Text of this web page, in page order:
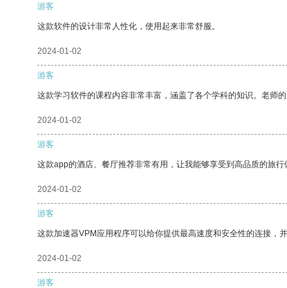
游客
这款软件的设计非常人性化，使用起来非常舒服。
2024-01-02
游客
这款学习软件的课程内容非常丰富，涵盖了各个学科的知识。老师
2024-01-02
游客
这款app的酒店、餐厅推荐非常有用，让我能够享受到高品质的旅行
2024-01-02
游客
这款加速器VPM应用程序可以给你提供最高速度和安全性的连接，
2024-01-02
游客